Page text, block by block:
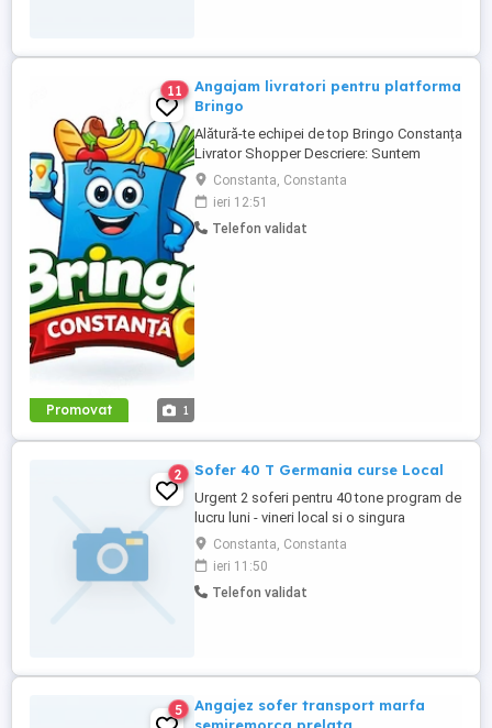
Promovat 1
11
Angajam livratori pentru platforma
Bringo
Alătură-te echipei de top Bringo Constanța
Livrator Shopper Descriere: Suntem
echipa de top Bringo din Constanța,
fruntași la număr de comenzi, target-uri
atinse și tips-uri primite de la clienți. Acum
căutăm livratori shopperi care vor să
Constanta, Constanta
ieri 12:51
Telefon validat
2 Sofer 40 T Germania curse Local
Urgent 2 soferi pentru 40 tone program de
lucru luni - vineri local si o singura
descarcare care o efectueaza firma
Salariu 2800 la inceput Se poate dormi si
la cabina sau apartament contra cost
Constanta, Constanta
ieri 11:50
Telefon validat
5
Angajez sofer transport marfa